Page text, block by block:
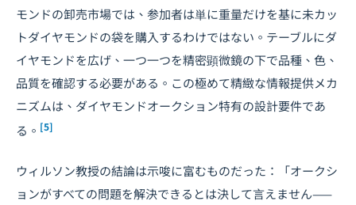
モンドの卸売市場では、参加者は単に重量だけを基に未カッ
トダイヤモンドの袋を購入するわけではない。テーブルにダ
イヤモンドを広げ、一つ一つを精密顕微鏡の下で品種、色、
品質を確認する必要がある。この極めて精緻な情報提供メカ
ニズムは、ダイヤモンドオークション特有の設計要件であ
る。 [5]
ウィルソン教授の結論は示唆に富むものだった：「オークシ
ョンがすべての問題を解決できるとは決して言えません——